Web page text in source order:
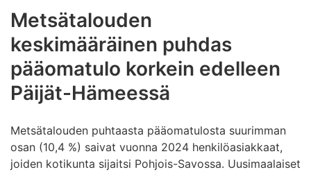
Metsätalouden
keskimääräinen puhdas
pääomatulo korkein edelleen
Päijät-Hämeessä
Metsätalouden puhtaasta pääomatulosta suurimman
osan (10,4 %) saivat vuonna 2024 henkilöasiakkaat,
joiden kotikunta sijaitsi Pohjois-Savossa. Uusimaalaiset